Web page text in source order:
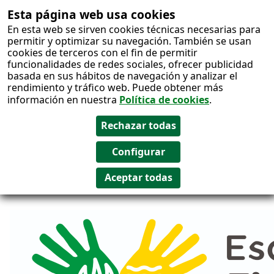
Esta página web usa cookies
En esta web se sirven cookies técnicas necesarias para
permitir y optimizar su navegación. También se usan
cookies de terceros con el fin de permitir
funcionalidades de redes sociales, ofrecer publicidad
basada en sus hábitos de navegación y analizar el
rendimiento y tráfico web. Puede obtener más
información en nuestra Política de cookies.
Salto al
contenido